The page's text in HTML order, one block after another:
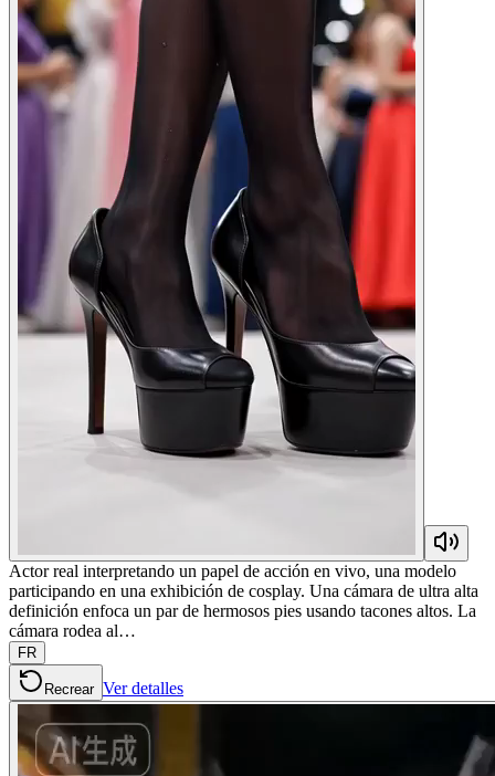
Actor real interpretando un papel de acción en vivo, una modelo
participando en una exhibición de cosplay. Una cámara de ultra alta
definición enfoca un par de hermosos pies usando tacones altos. La
cámara rodea al…
FR
Recrear Ver detalles